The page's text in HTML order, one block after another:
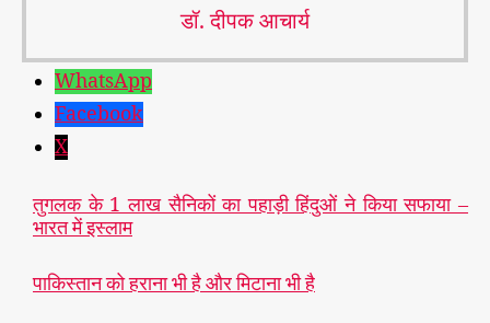
डॉ. दीपक आचार्य
WhatsApp
Facebook
X
तुगलक के 1 लाख सैनिकों का पहाड़ी हिंदुओं ने किया सफाया –
भारत में इस्लाम
पाकिस्तान को हराना भी है और मिटाना भी है